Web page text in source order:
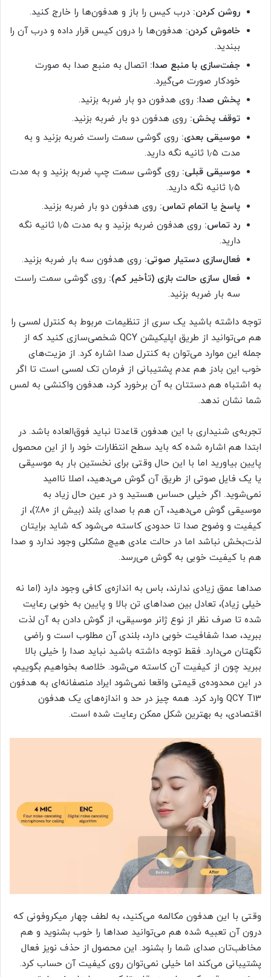
روشن کردن: درب کیس را باز و هدفون‌ها را خارج کنید.
خاموش کردن: هدفون‌ها را درون کیس قرار داده و درب آن را
ببندید.
جفت‌سازی با منبع صدا: اتصال به منبع صدا به صورت
خودکار صورت می‌گیرد.
پخش صدا: روی هدفون دو بار ضربه بزنید.
توقف پخش: روی هدفون دو بار ضربه بزنید.
موسیقی بعدی: روی گوشی سمت راست ضربه بزنید و به
مدت ۱٫۵ ثانیه نگه دارید.
موسیقی قبلی: روی گوشی سمت چپ ضربه بزنید و به مدت
۱٫۵ ثانیه نگه دارید.
پاسخ یا اتمام تماس: روی هدفون دو بار ضربه بزنید.
رد تماس:
روی هدفون ضربه بزنید و به مدت ۱٫۵ ثانیه نگه
دارید.
فعال‌سازی دستیار صوتی: روی هدفون سه بار ضربه بزنید.
فعال سازی حالت بازی (تأخیر کم): روی گوشی سمت راست
سه بار ضربه بزنید.
توجه داشته باشید یک سری از تنظیمات مربوط به کنترل لمسی را
هم می‌توانید از طریق اپلیکیشن QCY شخصی‌سازی کنید که از
جمله این موارد می‌توان به کنترل صدا اشاره کرد. از مزیت‌های
خوب این بادز هم عدم پشتیبانی از فرمان تک لمسی است تا اگر
به اشتباه هم دستتان به آن برخورد کرد، هدفون واکنشی به لمس
شما نشان ندهد.
تجربه‌ی شنیداری با این هدفون قاعدتا نباید فوق‌العاده باشد. در
ابتدا هم اشاره شده که باید سطح انتظارات خود را از این محصول
پایین بیاورید اما با این حال وقتی برای نخستین بار به موسیقی
یا یک فایل صوتی از طریق آن گوش می‌دهید، اصلا ناامید
نمی‌شوید. اگر خیلی حساس هستید و در عین حال زیاد به
موسیقی گوش می‌دهید، آن هم با صدای بلند (بیش از ۸۰٪)، از
کیفیت و وضوح صدا تا حدودی کاسته می‌شود که شاید برایتان
لذت‌بخش نباشد اما در حالت عادی هیچ مشکلی وجود ندارد و صدا
هم با کیفیت خوبی به گوش می‌رسد.
صداها عمق زیادی ندارند، باس به اندازه‌ی کافی وجود دارد (اما نه
خیلی زیاد)، تعادل بین صداهای تن بالا و پایین به خوبی رعایت
شده تا صرف نظر از نوع ژانر موسیقی، از گوش دادن به آن لذت
ببرید، صدا شفافیت خوبی دارد، بلندی آن مطلوب است و راضی
نگهتان می‌دارد. فقط توجه داشته باشید نباید صدا را خیلی بالا
ببرید چون از کیفیت آن کاسته می‌شود. خلاصه بخواهیم بگوییم،
در این محدوده‌ی قیمتی واقعا نمی‌شود ایراد منصفانه‌ای به هدفون
QCY T13 وارد کرد. همه چیز در حد و اندازه‌های یک هدفون
اقتصادی، به بهترین شکل ممکن رعایت شده است.
وقتی با این هدفون مکالمه می‌کنید، به لطف چهار میکروفونی که
درون آن تعبیه شده هم می‌توانید صداها را خوب بشنوید و هم
مخاطب‌تان صدای شما را بشنود. این محصول از حذف نویز فعال
پشتیبانی می‌کند اما خیلی نمی‌توان روی کیفیت آن حساب کرد.